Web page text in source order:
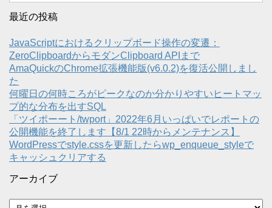
最近の投稿
JavaScriptにおけるクリップボード操作の変遷：
ZeroClipboardからモダンClipboard APIまで
AmaQuickのChrome拡張機能版(v6.0.2)を復活公開しまし
た
何曜日の何時ころがピークなのか分かりやすいヒートマッ
プ的な分布を出すSQL
「ツイポーート/twport」2022年6月いっぱいでレポートの
公開機能を終了します【8/1 22時からメンテナンス】
WordPressでstyle.cssを更新したらwp_enqueue_styleで
キャッシュクリアする
アーカイブ
ア